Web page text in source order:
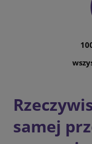
samej